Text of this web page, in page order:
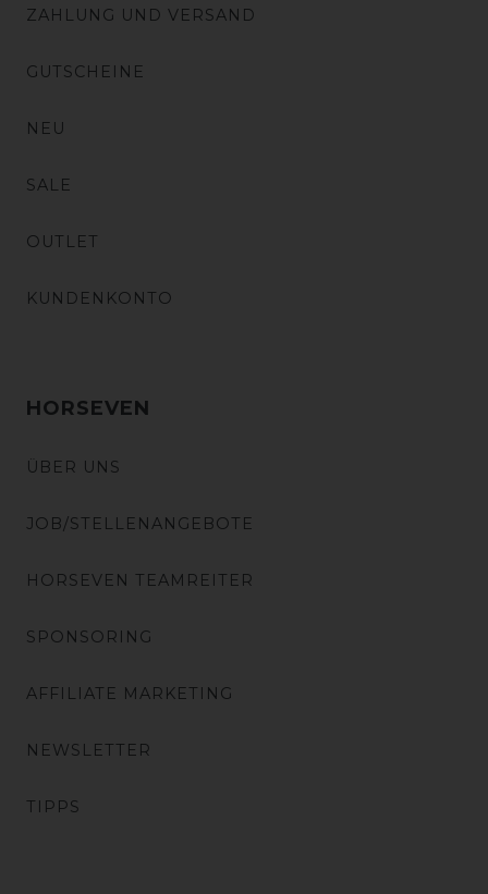
ZAHLUNG UND VERSAND
GUTSCHEINE
NEU
SALE
OUTLET
KUNDENKONTO
HORSEVEN
ÜBER UNS
JOB/STELLENANGEBOTE
HORSEVEN TEAMREITER
SPONSORING
AFFILIATE MARKETING
NEWSLETTER
TIPPS